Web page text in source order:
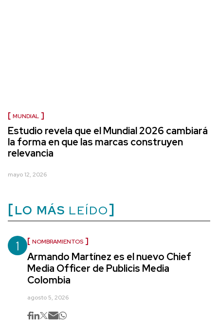
MUNDIAL
Estudio revela que el Mundial 2026 cambiará
la forma en que las marcas construyen
relevancia
mayo 12, 2026
LO MÁS LEÍDO
1 NOMBRAMIENTOS
Armando Martínez es el nuevo Chief
Media Officer de Publicis Media
Colombia
agosto 5, 2026